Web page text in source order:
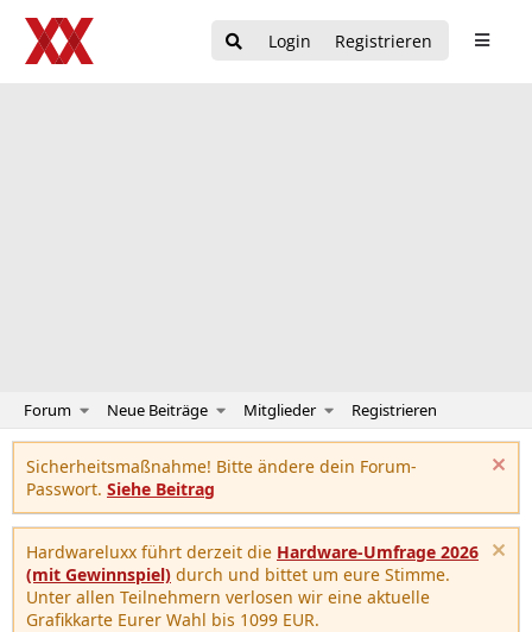
Login Registrieren
Forum Neue Beiträge Mitglieder Registrieren
Sicherheitsmaßnahme! Bitte ändere dein Forum-
Passwort. Siehe Beitrag
Hardwareluxx führt derzeit die Hardware-Umfrage 2026
(mit Gewinnspiel) durch und bittet um eure Stimme.
Unter allen Teilnehmern verlosen wir eine aktuelle
Grafikkarte Eurer Wahl bis 1099 EUR.